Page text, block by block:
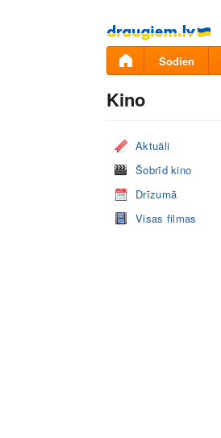
Pāriet
uz
saturu
Šodien
Kino
Aktuāli
Šobrīd kino
Drīzumā
Visas filmas